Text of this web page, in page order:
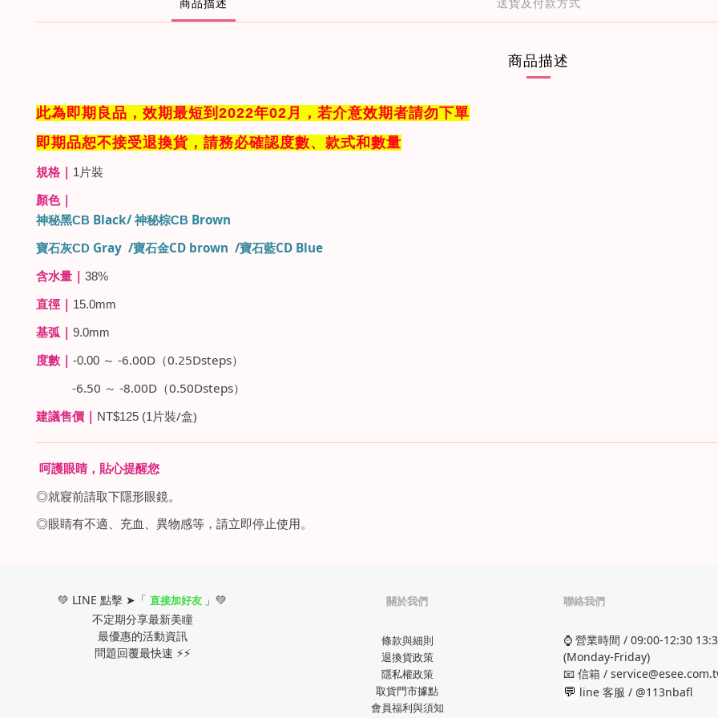
商品描述
此為即期良品，效期最短到2022年02月，若介意效期者請勿下單
即期品恕不接受退換貨，請務必確認度數、款式和數量
規格| 1 片裝
顏色|
神秘黑CB Black/ 神秘棕CB Brown
寶石灰CD Gray /寶石金CD brown /寶石藍CD Blue
含水量 | 38%
直徑 | 15.0mm
基弧 | 9.0mm
度數 | -0.00 ～ -6.00D （0.25Dsteps）
-6.50 ～ -8.00D （0.50Dsteps）
建議售價 | NT$125 (1 片裝/盒)
呵護眼睛，貼心提醒您
◎就寢前請取下隱形眼鏡。
◎眼睛有不適、充血、異物感等，請立即停止使用。
💚 LINE 點擊 ➤「 直接加好友 」💚
不定期分享最新美瞳
最優惠的活動資訊
問題回覆最快速 ⚡⚡
關於我們
條款與細則
退換貨政策
隱私權政策
取貨門市據點
會員福利與須知
聯絡我們
⌚ 營業時間 / 09:00-12:30
(Monday-Friday)
📧 信箱 /
💬 line 客服 / @113nbafl